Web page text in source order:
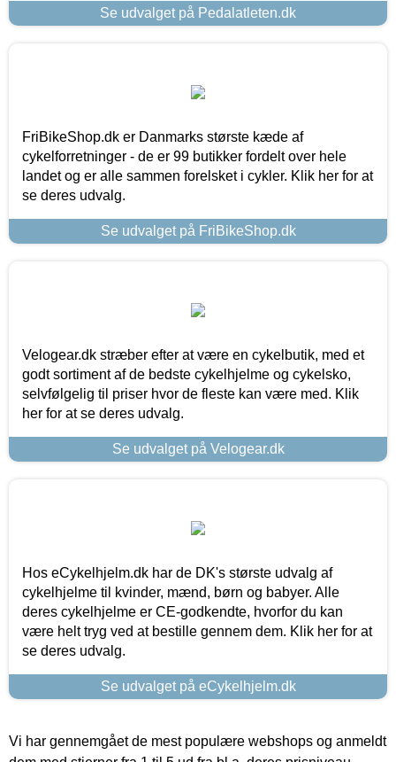
Se udvalget på Pedalatleten.dk
FriBikeShop.dk er Danmarks største kæde af
cykelforretninger - de er 99 butikker fordelt over hele
landet og er alle sammen forelsket i cykler. Klik her for at
se deres udvalg.
Se udvalget på FriBikeShop.dk
Velogear.dk stræber efter at være en cykelbutik, med et
godt sortiment af de bedste cykelhjelme og cykelsko,
selvfølgelig til priser hvor de fleste kan være med. Klik
her for at se deres udvalg.
Se udvalget på Velogear.dk
Hos eCykelhjelm.dk har de DK's største udvalg af
cykelhjelme til kvinder, mænd, børn og babyer. Alle
deres cykelhjelme er CE-godkendte, hvorfor du kan
være helt tryg ved at bestille gennem dem. Klik her for at
se deres udvalg.
Se udvalget på eCykelhjelm.dk
Vi har gennemgået de mest populære webshops og anmeldt